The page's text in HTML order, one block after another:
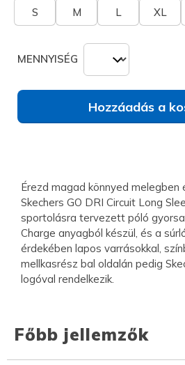
S M L XL
MENNYISÉG
Hozzáadás a
Érezd magad könnyed melegben
Skechers GO DRI Circuit Long
sportolásra tervezett póló
Charge anyagból készül, és a
érdekében lapos varrásokkal,
mellkasrész bal oldalán pedig
logóval rendelkezik.
Főbb jellemzők